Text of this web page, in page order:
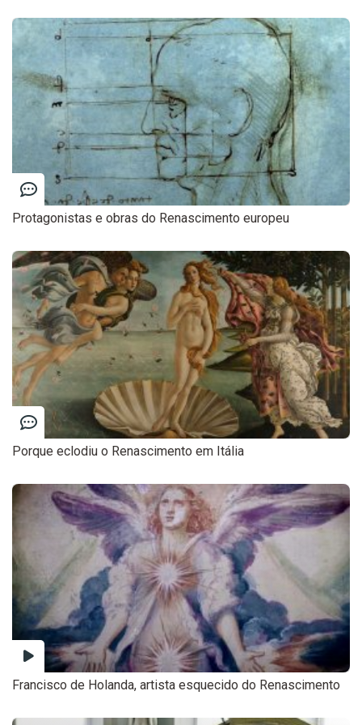
Protagonistas e obras do Renascimento europeu
Porque eclodiu o Renascimento em Itália
Francisco de Holanda, artista esquecido do Renascimento